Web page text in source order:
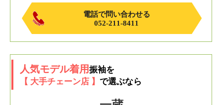
電話で問い合わせる
052-211-8411
人気モデル着用振袖を
【 大手チェーン店 】 で選ぶなら